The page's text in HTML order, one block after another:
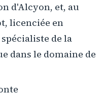
d'Alcyon, et, au
licenciée en
de la
dans le domaine de